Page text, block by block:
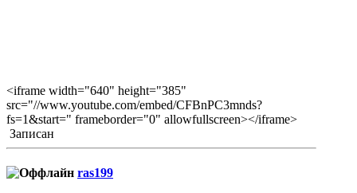
<iframe width="640" height="385"
src="//www.youtube.com/embed/CFBnPC3mnds?
fs=1&start=" frameborder="0" allowfullscreen></iframe>
Записан
ras199